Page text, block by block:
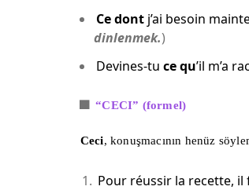
Ce dont j’ai besoin
dinlenmek.)
Devines-tu ce qu’il m’a
“CECI” (formel)
Ceci, konuşmacının henüz
Pour réussir la recette,